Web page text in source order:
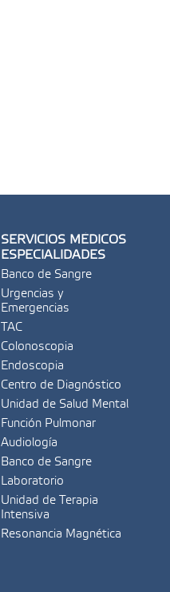
SERVICIOS MÉDICOS
ESPECIALIDADES
Banco de Sangre
Urgencias y
Emergencias
TAC
Colonoscopia
Endoscopia
Centro de Diagnóstico
Unidad de Salud Mental
Función Pulmonar
Audiología
Banco de Sangre
Laboratorio
Unidad de Terapia
Intensiva
Resonancia Magnética